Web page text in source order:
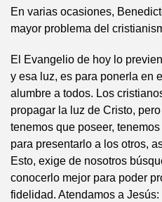
En varias ocasiones,
mayor problema del
El Evangelio de hoy lo
y esa luz, es para ponerla en
alumbre a todos. Los
propagar la luz de Cristo,
tenemos que poseer,
para presentarlo a los otros,
Esto, exige de nosotros
conocerlo mejor para poder
fidelidad. Atendamos a